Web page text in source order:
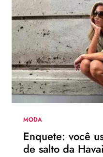
MODA
Enquete: você
de salto da